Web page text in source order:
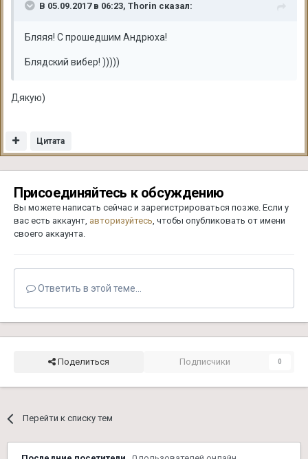
В 05.09.2017 в 06:23, Thorin сказал:
Бляяя! С прошедшим Андрюха!
Блядский вибер! )))))
Дякую)
Цитата
Присоединяйтесь к обсуждению
Вы можете написать сейчас и зарегистрироваться позже. Если у
вас есть аккаунт, авторизуйтесь, чтобы опубликовать от имени
своего аккаунта.
Ответить в этой теме...
Поделиться Подписчики 0
Перейти к списку тем